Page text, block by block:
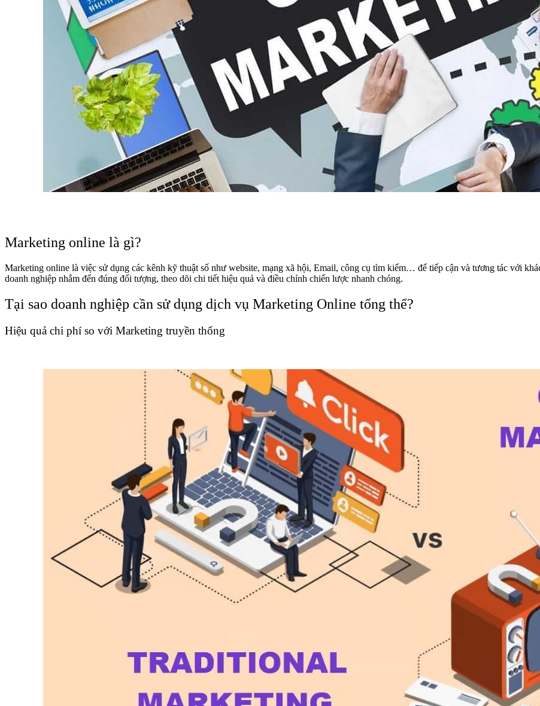
Marketing online là gì?
Marketing online là việc sử dụng các kênh kỹ thuật số như website, mạng xã hội, Email, công cụ tìm kiếm… để tiếp cận và tương tác với
doanh nghiệp nhắm đến đúng đối tượng, theo dõi chi tiết hiệu quả và điều chỉnh chiến lược nhanh chóng.
Tại sao doanh nghiệp cần sử dụng dịch vụ Marketing Online tổng thể?
Hiệu quả chi phí so với Marketing truyền thống